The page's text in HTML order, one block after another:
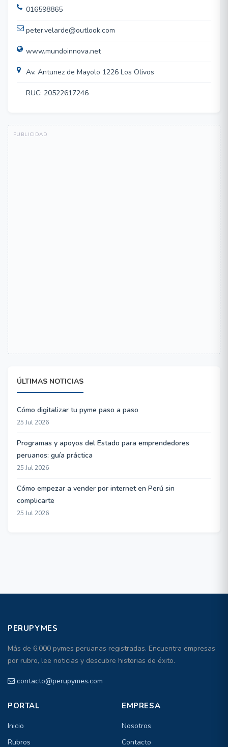
016598865
peter.velarde@outlook.com
www.mundoinnova.net
Av. Antunez de Mayolo 1226 Los Olivos
RUC: 20522617246
ÚLTIMAS NOTICIAS
Cómo digitalizar tu pyme paso a paso
25 Jul 2026
Programas y apoyos del Estado para emprendedores
peruanos: guía práctica
25 Jul 2026
Cómo empezar a vender por internet en Perú sin
complicarte
25 Jul 2026
PERUPYMES
Más de 6,000 pymes peruanas registradas. Encuentra empresas
por rubro, lee noticias y descubre historias de éxito.
contacto@perupymes.com
PORTAL
Inicio
Rubros
EMPRESA
Nosotros
Contacto